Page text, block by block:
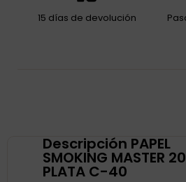
15 días de devolución
Descripción PAPEL
SMOKING MASTER
PLATA C-40